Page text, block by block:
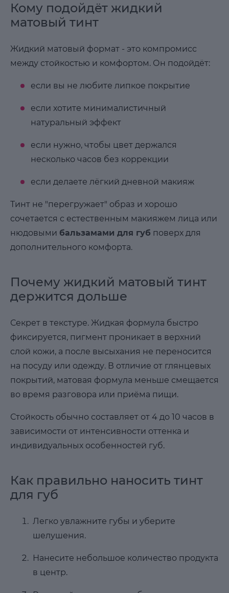
Кому подойдёт жидкий
матовый тинт
Жидкий матовый формат - это компромисс
между стойкостью и комфортом. Он подойдёт:
если вы не любите липкое покрытие
если хотите минималистичный
натуральный эффект
если нужно, чтобы цвет держался
несколько часов без коррекции
если делаете лёгкий дневной макияж
Тинт не "перегружает" образ и хорошо
сочетается с естественным макияжем лица или
нюдовыми бальзамами для губ поверх для
дополнительного комфорта.
Почему жидкий матовый тинт
держится дольше
Секрет в текстуре. Жидкая формула быстро
фиксируется, пигмент проникает в верхний
слой кожи, а после высыхания не переносится
на посуду или одежду. В отличие от глянцевых
покрытий, матовая формула меньше смещается
во время разговора или приёма пищи.
Стойкость обычно составляет от 4 до 10 часов в
зависимости от интенсивности оттенка и
индивидуальных особенностей губ.
Как правильно наносить тинт
для губ
Легко увлажните губы и уберите
шелушения.
Нанесите небольшое количество продукта
в центр.